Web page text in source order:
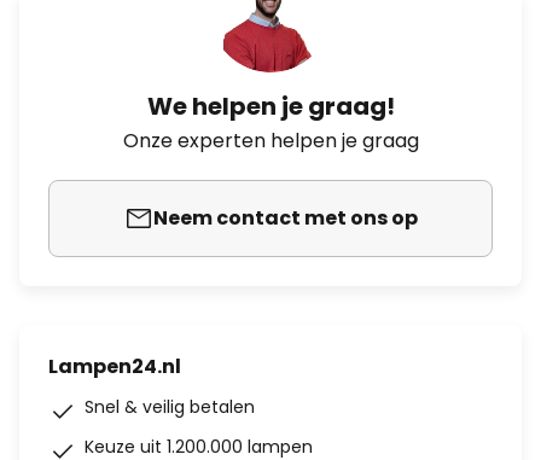
We helpen je graag!
Onze experten helpen je graag
Neem contact met ons op
Lampen24.nl
Snel & veilig betalen
Keuze uit 1.200.000 lampen